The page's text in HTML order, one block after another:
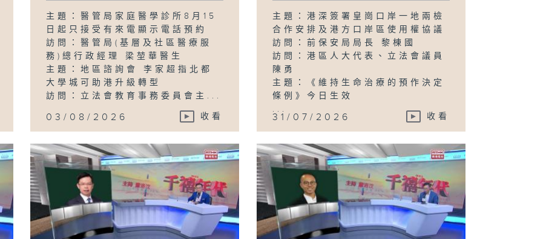
主題：醫管局家庭醫學診所8月15
日起只接受有來電顯示電話預約
訪問：醫管局(基層及社區醫療服
務)總行政經理 梁堃華醫生
主題：地區諮詢會 李家超指北都
大學城可助港升級轉型
訪問：立法會教育事務委員會主...
03/08/2026 收看
主題：港深簽署皇崗口岸一地兩檢
合作安排及港方口岸區使用權協議
訪問：前保安局局長 黎棟國
訪問：港區人大代表、立法會議員
陳勇
主題：《維持生命治療的預作決定
條例》今日生效
...
31/07/2026 收看